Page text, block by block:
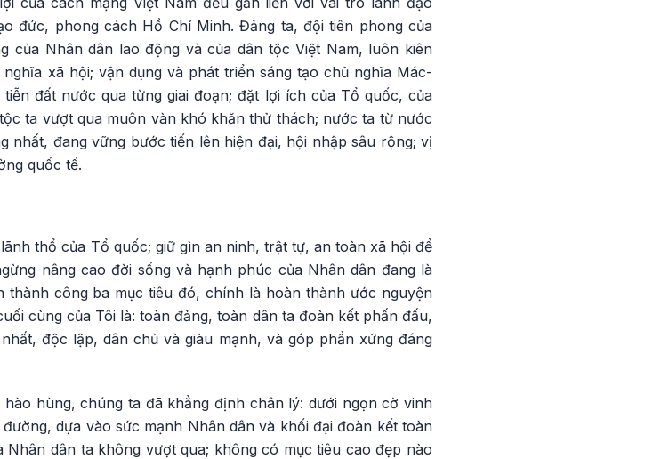
đức, phong cách Hồ Chí Minh. Đảng ta, đội tiên phong của
của Nhân dân lao động và của dân tộc Việt Nam, luôn kiên
xã hội; vận dụng và phát triển sáng tạo chủ nghĩa Mác-
đất nước qua từng giai đoạn; đặt lợi ích của Tổ quốc, của
ta vượt qua muôn vàn khó khăn thử thách; nước ta từ nước
đang vững bước tiến lên hiện đại, hội nhập sâu rộng; vị
quốc tế.
thổ của Tổ quốc; giữ gìn an ninh, trật tự, an toàn xã hội để
nâng cao đời sống và hạnh phúc của Nhân dân đang là
thành công ba mục tiêu đó, chính là hoàn thành ước nguyện
cùng của Tôi là: toàn đảng, toàn dân ta đoàn kết phấn đấu,
độc lập, dân chủ và giàu mạnh, và góp phần xứng đáng
hùng, chúng ta đã khẳng định chân lý: dưới ngọn cờ vinh
dựa vào sức mạnh Nhân dân và khối đại đoàn kết toàn
dân ta không vượt qua; không có mục tiêu cao đẹp nào